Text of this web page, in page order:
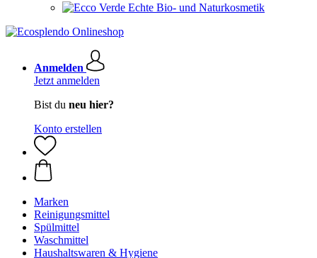
Echte Bio- und Naturkosmetik
Anmelden
Jetzt anmelden
Bist du neu hier?
Konto erstellen
Marken
Reinigungsmittel
Spülmittel
Waschmittel
Haushaltswaren & Hygiene